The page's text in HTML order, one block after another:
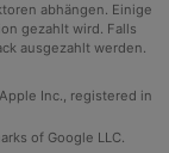
abhängen. Einige
gezahlt wird. Falls
ausgezahlt werden.
Inc., registered in
of Google LLC.